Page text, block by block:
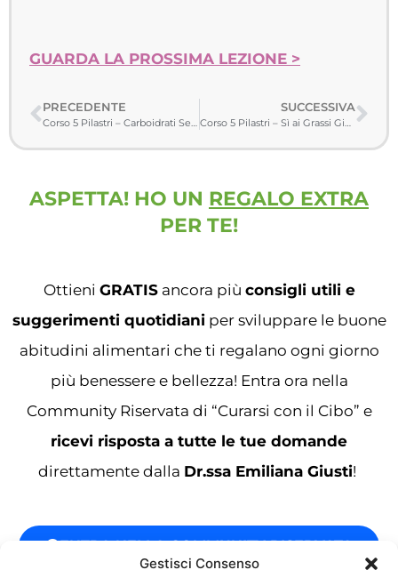
Gestisci Consenso
GUARDA LA PROSSIMA LEZIONE >
PRECEDENTE
Corso 5 Pilastri – Carboidrati Senza Rinunce
SUCCESSIVA
Corso 5 Pilastri – Sì ai Grassi Giusti
ASPETTA! HO UN REGALO EXTRA
PER TE!
Ottieni GRATISancora più consigli utili e
suggerimenti quotidianiper sviluppare le buone
abitudini alimentari che ti regalano ogni giorno
più benessere e bellezza! Entra ora nella
Community Riservata di “Curarsi con il Cibo” e
ricevi risposta a tutte le tue domande
direttamente dalla Dr.ssa Emiliana Giusti!
ENTRA NELLA COMMUNITY RISERVATA